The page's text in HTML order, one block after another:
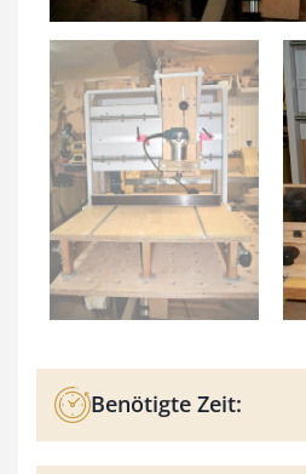
Benötigte Zeit: